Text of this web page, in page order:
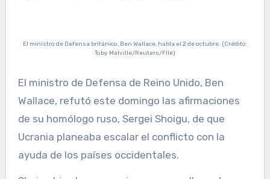
El ministro de Defensa británico, Ben Wallace, habla el 2 de octubre. (Crédito:
Toby Melville/Reuters/FIle)
El ministro de Defensa de Reino Unido, Ben
Wallace, refutó este domingo las afirmaciones
de su homólogo ruso, Sergei Shoigu, de que
Ucrania planeaba escalar el conflicto con la
ayuda de los países occidentales.